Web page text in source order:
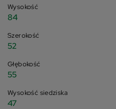
Wysokość
84
Szerokość
52
Głębokość
55
Wysokość siedziska
47